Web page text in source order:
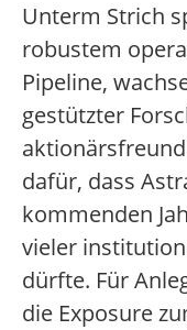
Unterm Strich
robustem
Pipeline,
gestützter
dafür, dass
kommenden
vieler
dürfte. Für
die Exposure